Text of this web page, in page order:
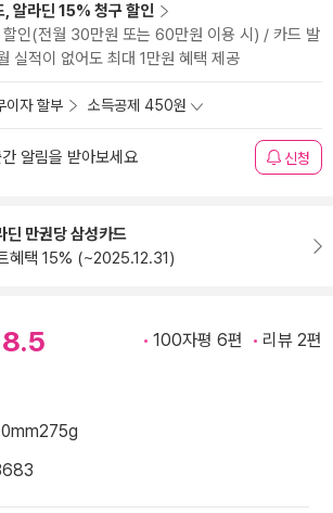
, 알라딘 15% 청구 할인
할인(전월 30만원 또는 60만원 이용 시) / 카드 발
실적이 없어도 최대 1만원 혜택 제공
이자 할부 소득공제 450원
알림을 받아보세요 신청
만권당 삼성카드
혜택 15% (~2025.12.31)
8.5 100자평 6편 리뷰 2편
275g